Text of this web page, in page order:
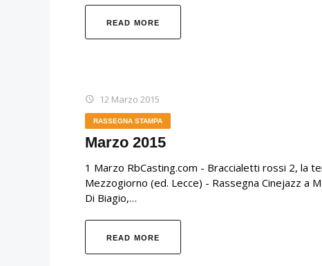
READ MORE
12 Marzo 2015
RASSEGNA STAMPA
Marzo 2015
1 Marzo RbCasting.com - Braccialetti rossi 2, la
Mezzogiorno (ed. Lecce) - Rassegna Cinejazz a
Di Biagio,…
READ MORE